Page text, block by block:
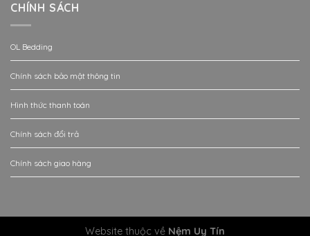
CHÍNH SÁCH
OL Bedding
Chính sách bảo mật thông tin
Hình thức thanh toán
Chính sách đổi trả
Chính sách giao hàng
Website thuộc về Nệm Uy Tín